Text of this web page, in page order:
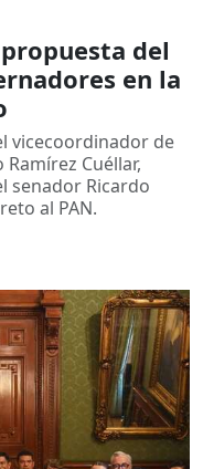
del
en la
vicecoordinador de
Cuéllar,
senador Ricardo
al PAN.